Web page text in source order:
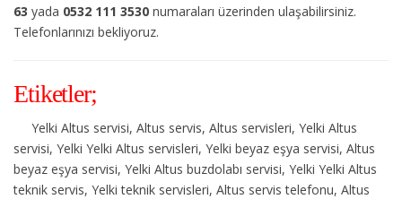
63 yada 0532 111 3530 numaraları üzerinden ulaşabilirsiniz.
Telefonlarınızı bekliyoruz.
Etiketler;
Yelki Altus servisi, Altus servis, Altus servisleri, Yelki Altus
servisi, Yelki Yelki Altus servisleri, Yelki beyaz eşya servisi, Altus
beyaz eşya servisi, Yelki Altus buzdolabı servisi, Yelki Yelki Altus
teknik servis, Yelki teknik servisleri, Altus servis telefonu, Altus